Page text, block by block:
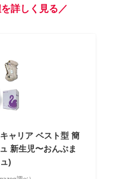
詳しく見る／
ャリア ベスト型 簡
新生児〜おんぶま
)